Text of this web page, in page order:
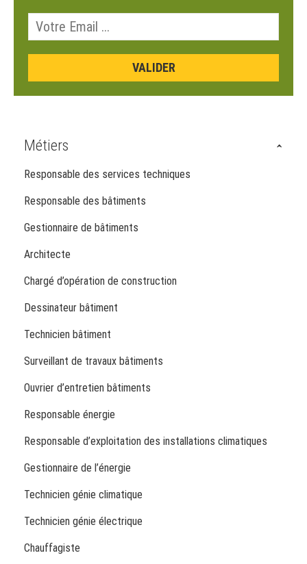
Métiers
Responsable des services techniques
Responsable des bâtiments
Gestionnaire de bâtiments
Architecte
Chargé d’opération de construction
Dessinateur bâtiment
Technicien bâtiment
Surveillant de travaux bâtiments
Ouvrier d’entretien bâtiments
Responsable énergie
Responsable d’exploitation des installations climatiques
Gestionnaire de l’énergie
Technicien génie climatique
Technicien génie électrique
Chauffagiste